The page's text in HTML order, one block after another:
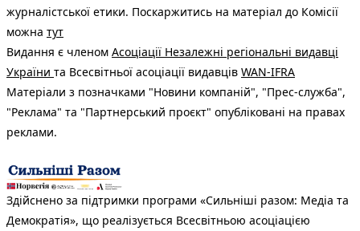
журналістської етики. Поскаржитись на матеріал до Комісії
можна тут
Видання є членом Асоціації Незалежні регіональні видавці
України та Всесвітньої асоціації видавців WAN-IFRA
Матеріали з позначками "Новини компаній", "Прес-служба",
"Реклама" та "Партнерський проєкт" опубліковані на правах
реклами.
Здійснено за підтримки програми «Сильніші разом: Медіа та
Демократія», що реалізується Всесвітньою асоціацією